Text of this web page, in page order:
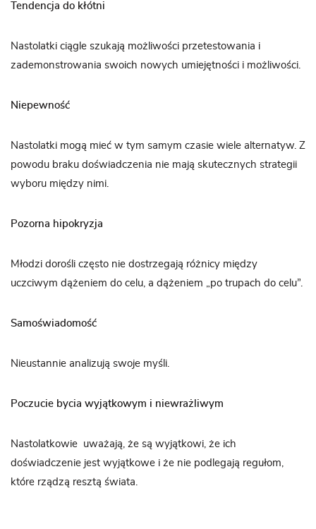
Tendencja do kłótni
Nastolatki ciągle szukają możliwości przetestowania i
zademonstrowania swoich nowych umiejętności i możliwości.
Niepewność
Nastolatki mogą mieć w tym samym czasie wiele alternatyw. Z
powodu braku doświadczenia nie mają skutecznych strategii
wyboru między nimi.
Pozorna hipokryzja
Młodzi dorośli często nie dostrzegają różnicy między
uczciwym dążeniem do celu, a dążeniem „po trupach do celu”.
Samoświadomość
Nieustannie analizują swoje myśli.
Poczucie bycia wyjątkowym i niewrażliwym
Nastolatkowie uważają, że są wyjątkowi, że ich
doświadczenie jest wyjątkowe i że nie podlegają regułom,
które rządzą resztą świata.